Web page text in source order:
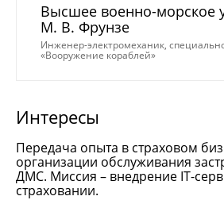
Высшее военно-морское
М. В. Фрунзе
Инженер-электромеханик,
«Вооружение кораблей»
Интересы
Передача опыта в страховом
организации обслуживания
ДМС. Миссия – внедрение IT-
страховании.